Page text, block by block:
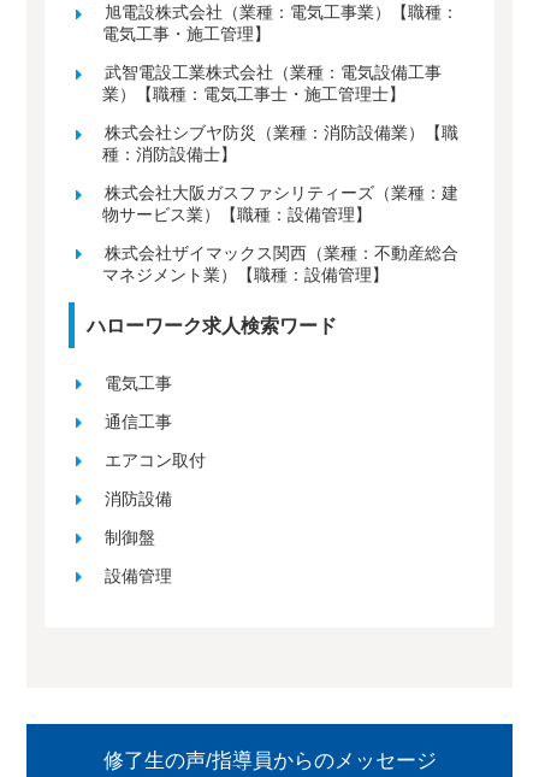
旭電設株式会社（業種：電気工事業）【職種：
電気工事・施工管理】
武智電設工業株式会社（業種：電気設備工事
業）【職種：電気工事士・施工管理士】
株式会社シブヤ防災（業種：消防設備業）【職
種：消防設備士】
株式会社大阪ガスファシリティーズ（業種：建
物サービス業）【職種：設備管理】
株式会社ザイマックス関西（業種：不動産総合
マネジメント業）【職種：設備管理】
ハローワーク求人検索ワード
電気工事
通信工事
エアコン取付
消防設備
制御盤
設備管理
修了生の声/指導員からのメッセージ